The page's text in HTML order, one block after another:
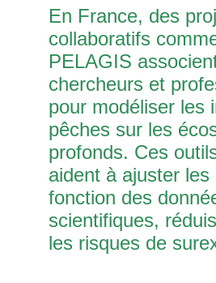
En France, des
collaboratifs
PELAGIS
chercheurs et
pour modéliser les
pêches sur les
profonds. Ces
aident à ajuster les
fonction des
scientifiques,
les risques de